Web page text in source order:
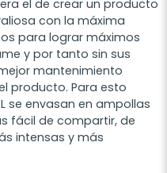
era el de crear un producto
con la máxima
para lograr máximos
y por tanto sin sus
mantenimiento
producto. Para esto
se envasan en ampollas
fácil de compartir, de
intensas y más